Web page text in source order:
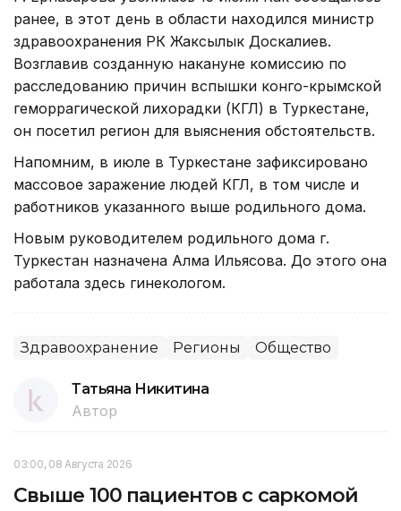
ранее, в этот день в области находился министр
здравоохранения РК Жаксылык Доскалиев.
Возглавив созданную накануне комиссию по
расследованию причин вспышки конго-крымской
геморрагической лихорадки (КГЛ) в Туркестане,
он посетил регион для выяснения обстоятельств.
Напомним, в июле в Туркестане зафиксировано
массовое заражение людей КГЛ, в том числе и
работников указанного выше родильного дома.
Новым руководителем родильного дома г.
Туркестан назначена Алма Ильясова. До этого она
работала здесь гинекологом.
Здравоохранение Регионы Общество
Татьяна Никитина
Автор
03:00, 08 Августа 2026
Свыше 100 пациентов с саркомой